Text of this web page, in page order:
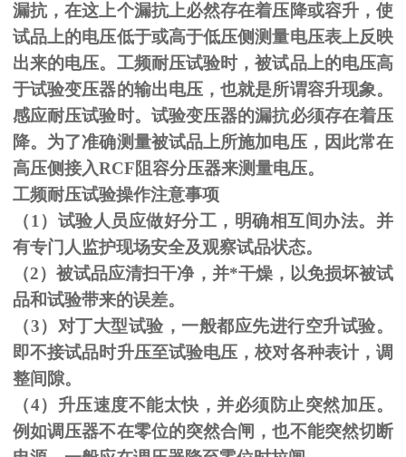
漏抗，在这上个漏抗上必然存在着压降或容升，使
试品上的电压低于或高于低压侧测量电压表上反映
出来的电压。工频耐压试验时，被试品上的电压高
于试验变压器的输出电压，也就是所谓容升现象。
感应耐压试验时。试验变压器的漏抗必须存在着压
降。为了准确测量被试品上所施加电压，因此常在
高压侧接入RCF阻容分压器来测量电压。
工频耐压试验操作注意事项
（1 ）试验人员应做好分工，明确相互间办法。并
有专门人监护现场安全及观察试品状态。
（2）被试品应清扫干净，并*干燥，以免损坏被试
品和试验带来的误差。
（3）对丁大型试验，一般都应先进行空升试验。
即不接试品时升压至试验电压，校对各种表计，调
整间隙。
（4）升压速度不能太快，并必须防止突然加压。
例如调压器不在零位的突然合闸，也不能突然切断